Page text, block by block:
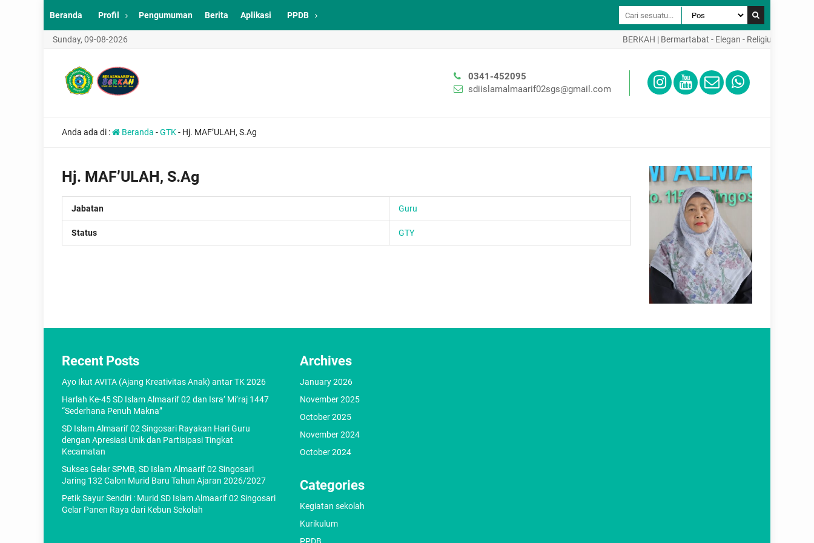
Beranda Profil Pengumuman Berita Aplikasi PPDB
Sunday, 09-08-2026 BERKAH | Bermartabat - Elegan - Religius - Kreatif -
0341-452095
sdiislamalmaarif02sgs@gmail.com
Anda ada di : Beranda -GTK- Hj. MAF’ULAH, S.Ag
Hj. MAF’ULAH, S.Ag
Jabatan Guru
Status GTY
Recent Posts
Ayo Ikut AVITA (Ajang Kreativitas Anak) antar TK 2026
Harlah Ke-45 SD Islam Almaarif 02 dan Isra’ Mi’raj 1447
“Sederhana Penuh Makna”
SD Islam Almaarif 02 Singosari Rayakan Hari Guru
dengan Apresiasi Unik dan Partisipasi Tingkat
Kecamatan
Sukses Gelar SPMB, SD Islam Almaarif 02 Singosari
Jaring 132 Calon Murid Baru Tahun Ajaran 2026/2027
Petik Sayur Sendiri : Murid SD Islam Almaarif 02 Singosari
Gelar Panen Raya dari Kebun Sekolah
Archives
January 2026
November 2025
October 2025
November 2024
October 2024
Categories
Kegiatan sekolah
Kurikulum
PPDB